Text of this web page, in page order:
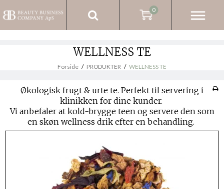
WELLNESS TE
Forside / PRODUKTER / WELLNESS TE
Økologisk frugt & urte te. Perfekt til servering i
klinikken for dine kunder.
Vi anbefaler at kold-brygge teen og servere den som
en skøn wellness drik efter en behandling.
0